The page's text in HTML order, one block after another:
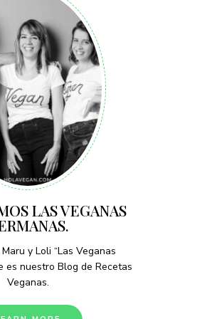
LAS VEGANAS
y Loli “Las Veganas
es nuestro Blog de Recetas
Veganas.